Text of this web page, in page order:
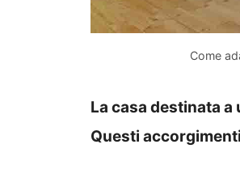
Come
La casa destinata
Questi